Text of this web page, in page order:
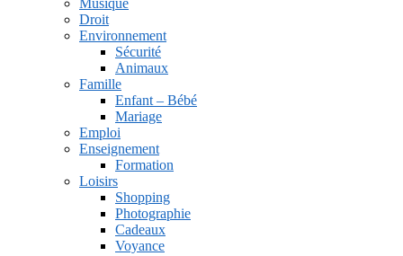
Musique
Droit
Environnement
Sécurité
Animaux
Famille
Enfant – Bébé
Mariage
Emploi
Enseignement
Formation
Loisirs
Shopping
Photographie
Cadeaux
Voyance